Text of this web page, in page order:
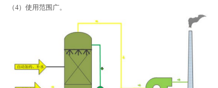
（4）使用范围广。